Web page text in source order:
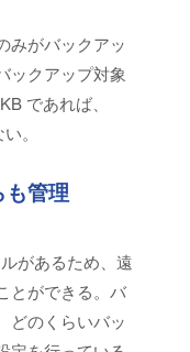
みがバックアッ
ックアップ対象
であれば、
。
管理
があるため、遠
とができる。バ
どのくらいバッ